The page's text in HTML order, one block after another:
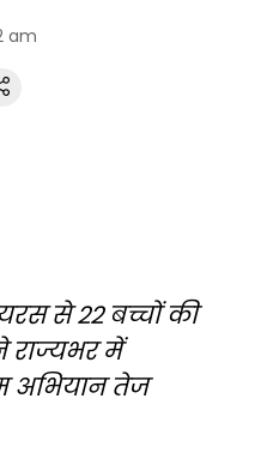
am
से 22 बच्चों की
राज्यभर में
अभियान तेज